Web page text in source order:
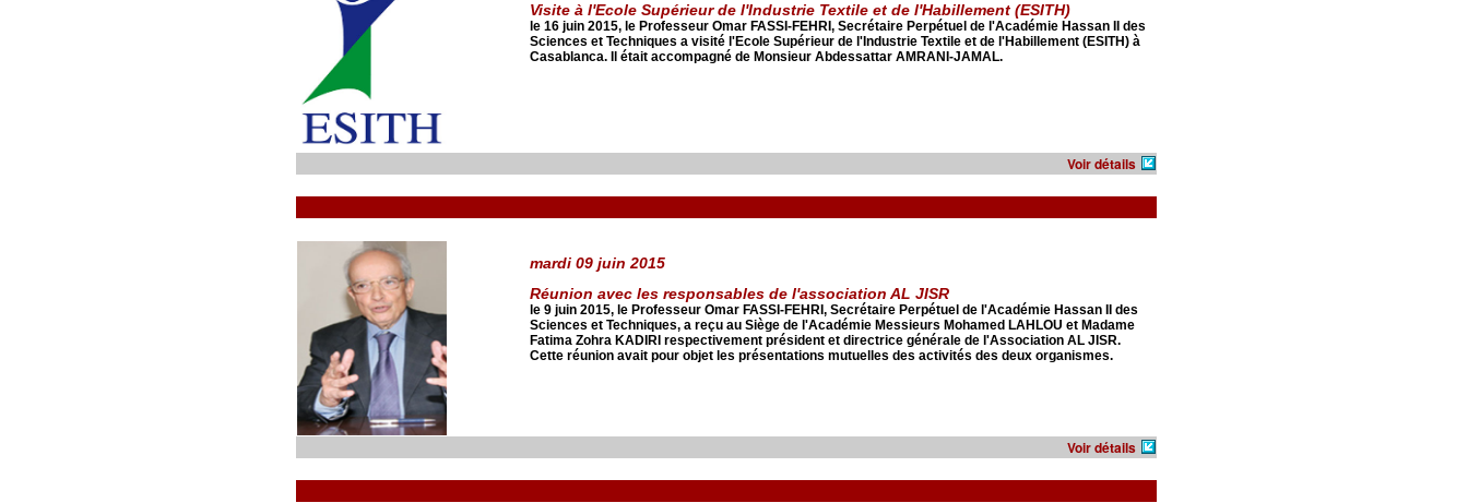
Visite à l'Ecole Supérieur de l'Industrie Textile et de l'Habillement (ESITH)
le 16 juin 2015, le Professeur Omar FASSI-FEHRI, Secrétaire Perpétuel de l'Académie Hassan II des
Sciences et Techniques a visité l'Ecole Supérieur de l'Industrie Textile et de l'Habillement (ESITH) à
Casablanca. Il était accompagné de Monsieur Abdessattar AMRANI-JAMAL.
Voir détails
mardi 09 juin 2015
Réunion avec les responsables de l'association AL JISR
le 9 juin 2015, le Professeur Omar FASSI-FEHRI, Secrétaire Perpétuel de l'Académie Hassan II des
Sciences et Techniques, a reçu au Siège de l'Académie Messieurs Mohamed LAHLOU et Madame
Fatima Zohra KADIRI respectivement président et directrice générale de l'Association AL JISR.
Cette réunion avait pour objet les présentations mutuelles des activités des deux organismes.
Voir détails